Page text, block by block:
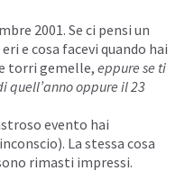
2001. Se ci pensi un
e cosa facevi quando hai
torri gemelle, eppure se ti
quell’anno oppure il 23
evento hai
La stessa cosa
rimasti impressi.